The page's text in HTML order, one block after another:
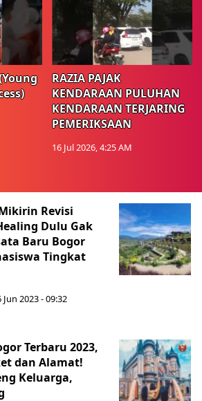
RAZIA PAJAK
KENDARAAN PULUHAN
KENDARAAN TERJARING
PEMERIKSAAN
16 Jul 2026, 4:25 AM
Revisi
Dulu Gak
Baru Bogor
Tingkat
Jun 2023 - 09:32
Terbaru 2023,
dan Alamat!
Keluarga,